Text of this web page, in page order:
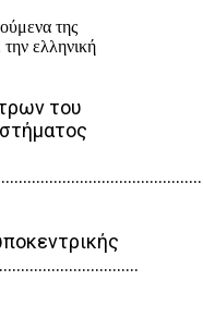
της
ελληνική
του